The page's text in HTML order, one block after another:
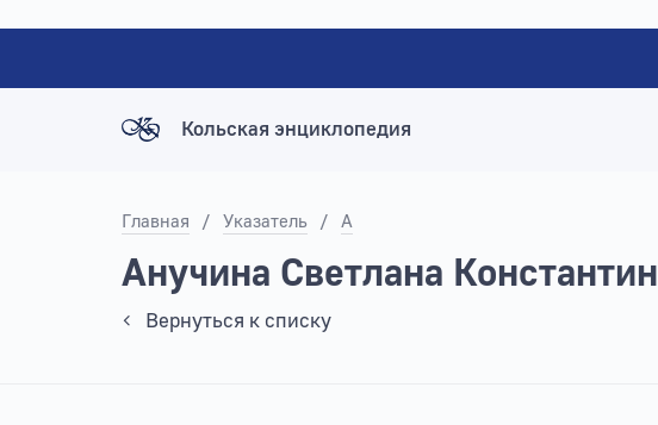
Кольская энциклопедия
Главная / Указатель / А
Анучина Светлана
Вернуться к списку